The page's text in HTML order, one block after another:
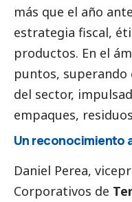
más que el año
estrategia fiscal,
productos. En el
puntos,
del sector,
empaques,
Un reconocimiento
Daniel Perea,
Corporativos de